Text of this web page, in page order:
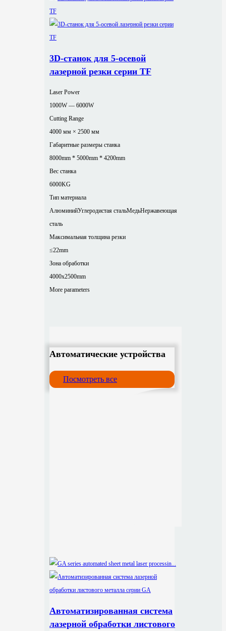
3D-станок для 5-осевой
лазерной резки серии TF
Laser Power
1000W — 6000W
Cutting Range
4000 мм × 2500 мм
Габаритные размеры станка
8000mm * 5000mm * 4200mm
Вес станка
6000KG
Тип материала
АлюминийУглеродистая стальМедьНержавеющая
сталь
Максимальная толщина резки
≤22mm
Зона обработки
4000x2500mm
More parameters
Автоматические устройства
Посмотреть все
Автоматизированная система
лазерной обработки листового